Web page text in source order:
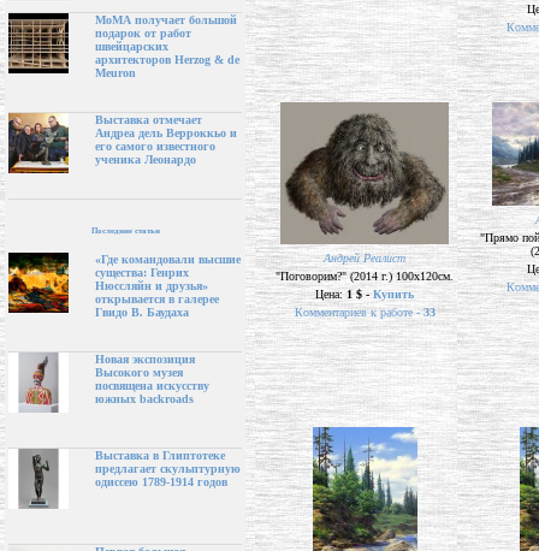
МоМА получает большой
подарок от работ
швейцарских
архитекторов Herzog & de
Meuron
Выставка отмечает
Андреа дель Верроккьо и
его самого известного
ученика Леонардо
Последние статьи
«Где командовали высшие
существа: Генрих
Нюссляйн и друзья»
открывается в галерее
Гвидо В. Баудаха
Новая экспозиция
Высокого музея
посвящена искусству
южных backroads
Выставка в Глиптотеке
предлагает скульптурную
одиссею 1789-1914 годов
Андрей Реалист
"Поговорим?" (2014 г.) 100х120см.
Цена: 1 $ - Купить
Комментариев к работе -33
"Прямо